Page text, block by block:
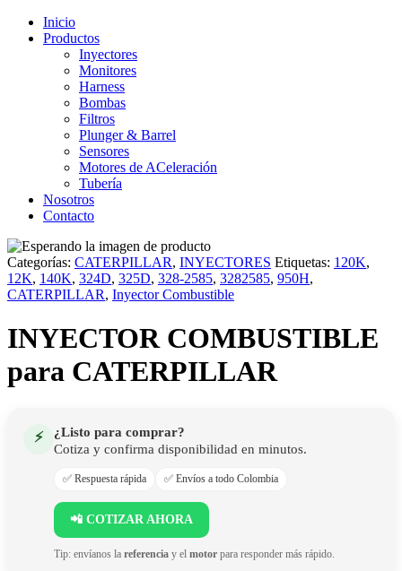
Inicio
Productos
Inyectores
Monitores
Harness
Bombas
Filtros
Plunger & Barrel
Sensores
Motores de ACeleración
Tubería
Nosotros
Contacto
Categorías: CATERPILLAR, INYECTORES Etiquetas: 120K,
12K, 140K, 324D, 325D, 328-2585, 3282585, 950H,
CATERPILLAR, Inyector Combustible
INYECTOR COMBUSTIBLE
para CATERPILLAR
⚡
¿Listo para comprar?
Cotiza y confirma disponibilidad en minutos.
✅ Respuesta rápida ✅ Envíos a todo Colombia
📲 COTIZAR AHORA
Tip: envíanos la referencia y el motor para responder más rápido.